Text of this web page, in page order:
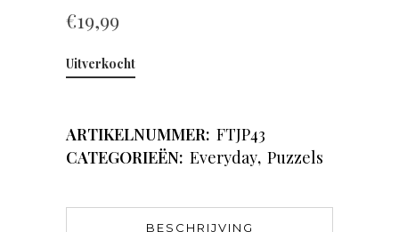
€19,99
Uitverkocht
ARTIKELNUMMER: FTJP43
CATEGORIEËN: Everyday, Puzzels
BESCHRIJVING